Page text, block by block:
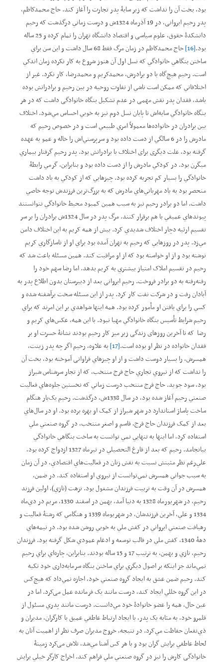
بود، بخت آن را نداشت که زير سايۀ پدر تجارت را آغاز کند. حاج محمدکاظم،
پدر رحیم ایروانی، در 19 آذرماه 1324ش و درست زماني درگذشت که رحيم
دانشکدۀ حقوق، علوم سیاسی و اقتصاد دانشگاه تهران را تمام کرده و 25 ساله
بود.[16]
حاج محمدکاظم در زمان مرگ فقط 68 سال داشت و اين سن براي
ساختن بنگاهي خانوادگي که نسل اول آن هنوز شروع به کار نکرده زمان اندکي
است. رحيم هيچ‌گاه با دو برادرش، محمدکريم و محمدرضا، کار نکرد. غير از
اختلافاتي که ممکن است ناشي از تفاوت روحيه در بين رحيم و برادرانش بوده
باشد، فقدان پدر نقش مهمی در عدم تشکیل بنگاه خانوادگی داشت که در هر
بنگاه خانوادگي سايه‌اش تا پايان نسل دوم نيز به خوبي احساس مي‌شود. اختلاف
بين برادران در خانواده‌ها معمولاً امري طبيعي است و در خصوص رحيم که
مادرش را در 6 سالگي از دست داده بود و سرپرستي‌اش را خاله و عمو به عهده
گرفته بود، علت دیگری برای اختلاف با برادرانش بود. پدر رحيم گرفتار بيماري
ميگرن بود. در کودکي مادرش را از دست داده بود و بنابراين، گرمي رابطۀ
خانوادگي را بسيار کم تجربه کرده بود. چيزهايي که از کودکي به ياد داشت
منحصر بود به یاد مهرباني‌هاي مادرش که به بزرگ‌ترين فرزندش توجه خاصي
داشت. اما دو برادر رحيم نيز به سبب همين کمبود محيط خانوادگي نتوانستند
پيوندهاي عميقي با هم برقرار کنند. مرگ پدر در سال 1324ش برادران را بر سر
تقسيم ارثيه دچار اختلاف شديدي کرد. بيش از همه کريم به اين اختلاف دامن
مي‌زد. پدر در روزهايي که رحيم به تهران آمده بود براي او از ناسازگاري کريم
نوشته بود و از او خواسته بود که از او مراقبت کند. همين مسئله باعث شد که
رحيم در تقسيم املاک امتياز بيشتري به کريم بدهد. اما رضا سهم خود را
رفته‌رفته به دو برادر فروخت. رحيم ایروانی بعد از دبيرستان بدون اطلاع پدر به
آبادان رفت و در شرکت نفت کار کرد. پدر از اين مسئله سخت برآشفته شده و
کسي را براي يافتن او مأمور کرده بود. همه اينها شواهدي بر اين امرند که براي
رحيم شرايط تأسيس بنگاه خانوادگي مهيا نبود. با این همه، عکس‌هاي کريم و
رضا که تا آخرین روزهای زندگی زير ميز کار رحيم بودند نشانۀ حسرت او بر
فقدان خانواده در نظر او بوده است.[17]
به علاوه، رحيم اگر چه پدر زينت،
همسرش، را بسيار دوست داشت و از او چيزهاي فراوانی آموخته بود، بخت آن
را نداشت که از نيروي تجاري حاج فرج منتخب، که از تجار سرشناس شيراز
بود، سود جويد. حاج فرج منتخب درست زماني که نخستين جلوه‌هاي فعاليت
صنعتي رحيم آغاز شده بود، در سال 1338ش، درگذشت. رحيم يک‌بار هنگام
ساخت پاساژ استاندارد در شهر شیراز از کمک او بهره برده بود. او در سال‌هاي
بعد از کمک فرزندان حاج فرج، قاسم و اصغر منتخب، در گروه صنعتي ملي
استفاده کرد، اما اينها به تنهايي نمي توانست به ساخت بنگاهي خانوادگي
بيانجامد. رحيم که بعد از فارغ‌ التحصيلي در تيرماه 1327 ازدواج کرده بود،
علي‌رغم نظر مثبتش نسبت به نقش زنان در فعاليت‌هاي اقتصادي، در آن زمان
به سبب جواني همسرش نمي‌توانست از نيروي او استفاده کند. در ضمن،
همسرش در آن وقت به تربيت فرزندان مشغول بود. نزهت (نازي)، اولين فرزند
رحيم، در شهريورماه 1328 به دنيا آمد، بهمن در اسفند 1330، مريم در دي‌ماه
1334 و علي، آخرين فرزندشان، در شهريوماه 1339 و هنگامي که رشتۀ فعاليت و
رهيافت صنعتي ايرواني در کفش ملي به خوبي روشن شده بود. در نيمه‌هاي
دهۀ 1340، کفش ملي در قالب توسعه و ادغام عمودي شکل گرفته بود. فرزندان
رحيم، نازي و بهمن، به ترتيب 17 و 15 ساله بودند. بنابراين، چاره‌اي براي رحيم
نمي‌ماند جز اینکه بر اصول ديگري براي ساختن بنگاه سرمايه‌داری خود تکیه
کند. رحيم ضمن عشق به ايجاد گروه صنعتي خود، اجازه نمي‌داد که هيچ‌کس
در اين گروه خللي ايجاد کند، درست مانند يک فرمانده عمل می‌کرد. اما در
عين حال، همه را عضو خانوادۀ خود مي‌دانست. درست مانند پدري مسئول از
قلمرو خود، به مثابه یک پدر، با ايجاد ارتباط عاطفي عميق با کارگران، مديران و
ذي‌نفعان حفاظت مي‌کرد. در نتيجه، خروج مديران صرف نظر از اهميت آنان به
لحاظ عاطفي برايش گران بود و با هر کس آشنا مي‌شد، تلاش می‌کرد زمينۀ
خانوادگی کارش را نیز در گروه صنعتي ملي فراهم کند. اخراج کارگر خيلي برايش